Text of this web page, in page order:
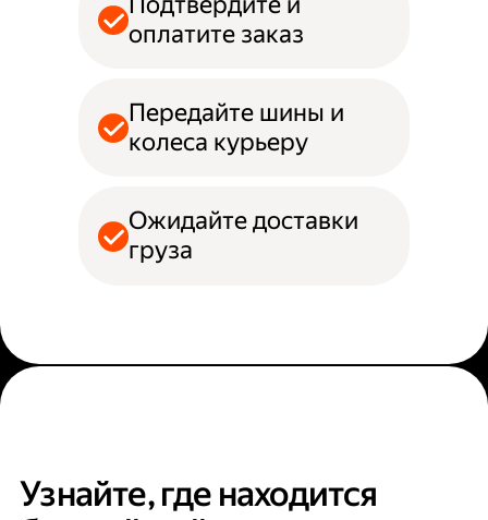
оплатите заказ
Передайте шины и
колеса курьеру
Ожидайте доставки
груза
Узнайте, где находится